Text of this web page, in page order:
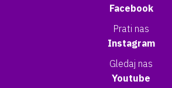
Facebook
Prati nas
Instagram
Gledaj nas
Youtube